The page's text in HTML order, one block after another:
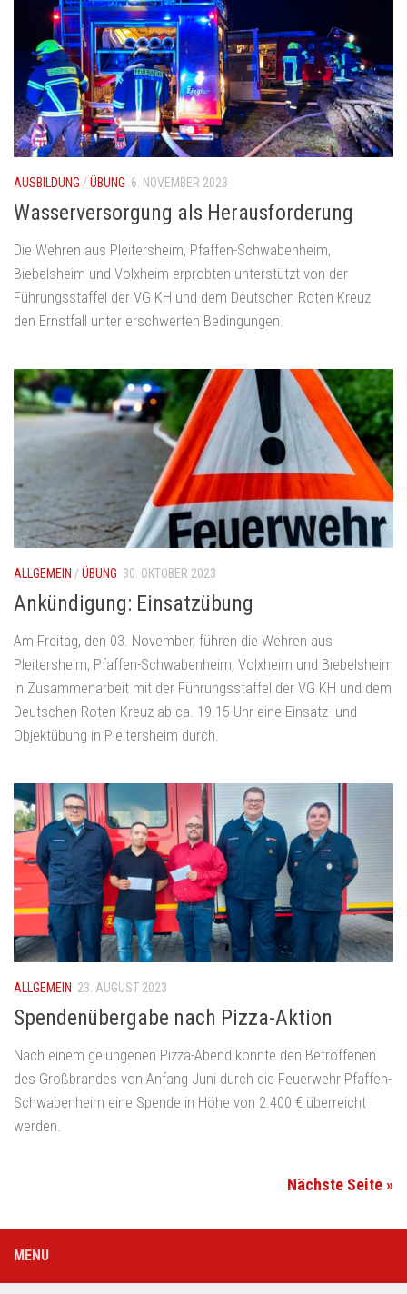
AUSBILDUNG /ÜBUNG 6. NOVEMBER 2023
Wasserversorgung als Herausforderung
Die Wehren aus Pleitersheim, Pfaffen-Schwabenheim,
Biebelsheim und Volxheim erprobten unterstützt von der
Führungsstaffel der VG KH und dem Deutschen Roten Kreuz
den Ernstfall unter erschwerten Bedingungen.
ALLGEMEIN /ÜBUNG 30. OKTOBER 2023
Ankündigung: Einsatzübung
Am Freitag, den 03. November, führen die Wehren aus
Pleitersheim, Pfaffen-Schwabenheim, Volxheim und Biebelsheim
in Zusammenarbeit mit der Führungsstaffel der VG KH und dem
Deutschen Roten Kreuz ab ca. 19.15 Uhr eine Einsatz- und
Objektübung in Pleitersheim durch.
ALLGEMEIN 23. AUGUST 2023
Spendenübergabe nach Pizza-Aktion
Nach einem gelungenen Pizza-Abend konnte den Betroffenen
des Großbrandes von Anfang Juni durch die Feuerwehr Pfaffen-
Schwabenheim eine Spende in Höhe von 2.400 € überreicht
werden.
Nächste Seite »
MENU